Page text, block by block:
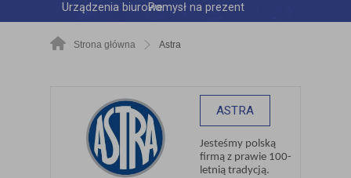
Urządzenia biurowePomysł na prezent
Strona główna Astra
ASTRA
Jesteśmy polską
firmą z prawie 100-
letnią tradycją.